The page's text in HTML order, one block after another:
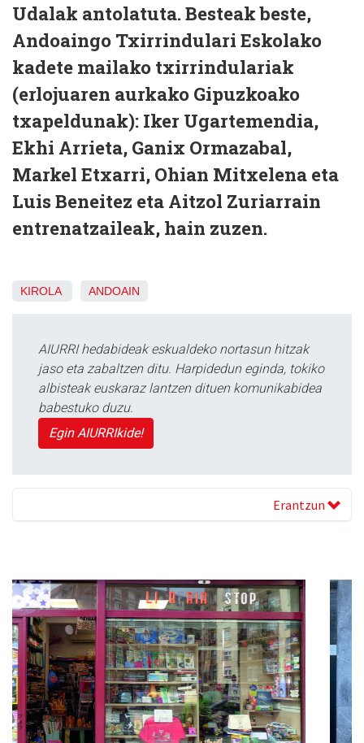
Udalak antolatuta. Besteak beste,
Andoaingo Txirrindulari Eskolako
kadete mailako txirrindulariak
(erlojuaren aurkako Gipuzkoako
txapeldunak): Iker Ugartemendia,
Ekhi Arrieta, Ganix Ormazabal,
Markel Etxarri, Ohian Mitxelena eta
Luis Beneitez eta Aitzol Zuriarrain
entrenatzaileak, hain zuzen.
KIROLA ANDOAIN
AIURRI hedabideak eskualdeko nortasun hitzak
jaso eta zabaltzen ditu. Harpidedun eginda, tokiko
albisteak euskaraz lantzen dituen komunikabidea
babestuko duzu.
Egin AIURRIkide!
Erantzun